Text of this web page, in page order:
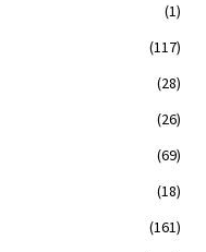
(1)
(117)
(28)
(26)
(69)
(18)
(161)